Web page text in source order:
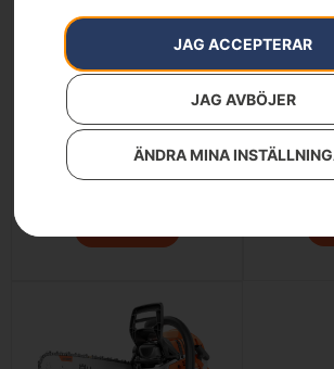
JAG ACCEPTERAR
JAG AVBÖJER
ÄNDRA MINA
Husqvarna 525RX Mark
6 690kr 5 990kr